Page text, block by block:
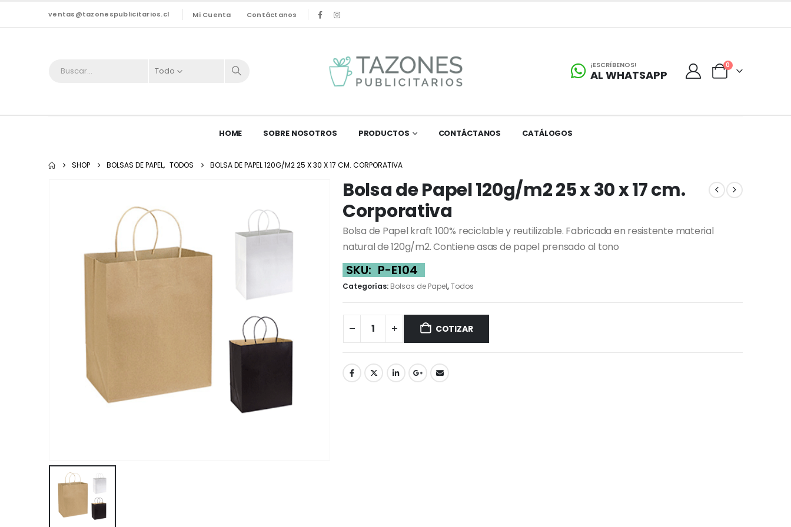
ventas@tazonespublicitarios.cl Mi Cuenta Contáctanos
Todo
¡ESCRÍBENOS!
AL WHATSAPP
0
HOME SOBRE NOSOTROS PRODUCTOS CONTÁCTANOS CATÁLOGOS
SHOP BOLSAS DE PAPEL, TODOS BOLSA DE PAPEL 120G/M2 25 X 30 X 17 CM. CORPORATIVA
Bolsa de Papel 120g/m2 25 x 30 x 17 cm.
Corporativa
Bolsa de Papel kraft 100% reciclable y reutilizable. Fabricada en resistente material
natural de 120g/m2. Contiene asas de papel prensado al tono
SKU: P-E104
Categorías: Bolsas de Papel,Todos
COTIZAR